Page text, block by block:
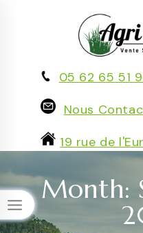
05 62 65 51
Nous
19 rue de
Month: